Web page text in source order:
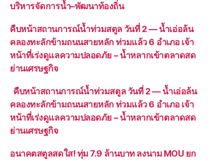
บริหารจัดการน้ำ–พัฒนาท้องถิ่น
คืบหน้าสถานการณ์น้ำท่วมสตูล วันที่ 2 — น้ำเอ่อล้น
คลองทะลักข้ามถนนสายหลัก ท่วมแล้ว 6 อำเภอ เจ้า
หน้าที่เร่งดูแลความปลอดภัย – น้ำหลากเข้าตลาดสด
ย่านเศรษฐกิจ
คืบหน้าสถานการณ์น้ำท่วมสตูล วันที่ 2 — น้ำเอ่อล้น
คลองทะลักข้ามถนนสายหลัก ท่วมแล้ว 6 อำเภอ เจ้า
หน้าที่เร่งดูแลความปลอดภัย – น้ำหลากเข้าตลาดสด
ย่านเศรษฐกิจ
อนาคตสตูลสดใส! ทุ่ม 7.9 ล้านบาท ลงนาม MOU ยก